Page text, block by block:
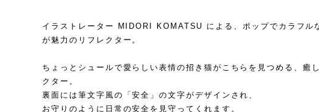
イラストレーター MIDORI KOMATSU による、ポップでカラフル
が魅力のリフレクター。
ちょっとシュールで愛らしい表情の招き猫がこちらを見つめる、癒
クター。
裏面には筆文字風の「安全」の文字がデザインされ、
お守りのように日常の安全を見守ってくれます。